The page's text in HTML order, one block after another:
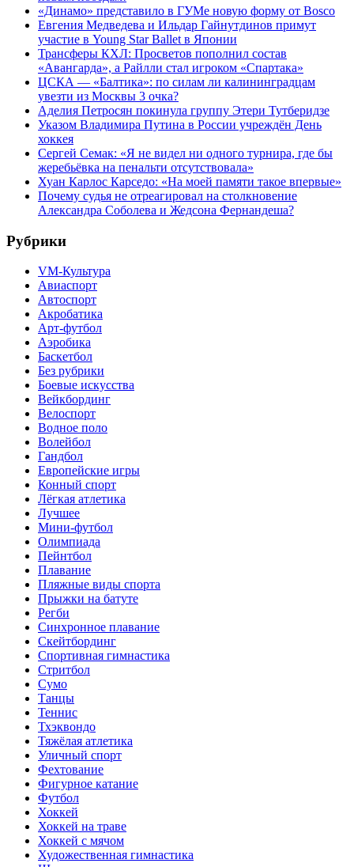
«Динамо» представило в ГУМе новую форму от Bosco
Евгения Медведева и Ильдар Гайнутдинов примут
участие в Young Star Ballet в Японии
Трансферы КХЛ: Просветов пополнил состав
«Авангарда», а Райлли стал игроком «Спартака»
ЦСКА — «Балтика»: по силам ли калининградцам
увезти из Москвы 3 очка?
Аделия Петросян покинула группу Этери Тутберидзе
Указом Владимира Путина в России учреждён День
хоккея
Сергей Семак: «Я не видел ни одного турнира, где бы
жеребьёвка на пенальти отсутствовала»
Хуан Карлос Карседо: «На моей памяти такое впервые»
Почему судья не отреагировал на столкновение
Александра Соболева и Жедсона Фернандеша?
Рубрики
VM-Культура
Авиаспорт
Автоспорт
Акробатика
Арт-футбол
Аэробика
Баскетбол
Без рубрики
Боевые искусства
Вейкбординг
Велоспорт
Водное поло
Волейбол
Гандбол
Европейские игры
Конный спорт
Лёгкая атлетика
Лучшее
Мини-футбол
Олимпиада
Пейнтбол
Плавание
Пляжные виды спорта
Прыжки на батуте
Регби
Синхронное плавание
Скейтбординг
Спортивная гимнастика
Стритбол
Сумо
Танцы
Теннис
Тхэквондо
Тяжёлая атлетика
Уличный спорт
Фехтование
Фигурное катание
Футбол
Хоккей
Хоккей на траве
Хоккей с мячом
Художественная гимнастика